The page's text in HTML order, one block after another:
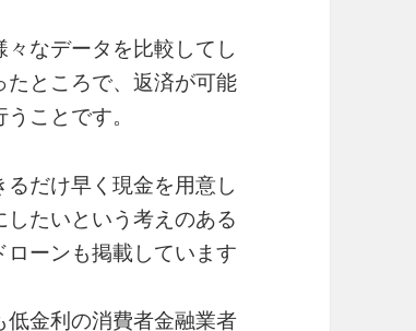
なデータを比較してし
ところで、返済が可能
ことです。
だけ早く現金を用意し
たいという考えのある
ーンも掲載しています
金利の消費者金融業者